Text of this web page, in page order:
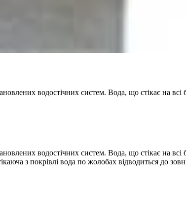
водостічних систем. Вода, що стікає на
водостічних систем. Вода, що стікає на всі
з покрівлі вода по жолобах відводиться до